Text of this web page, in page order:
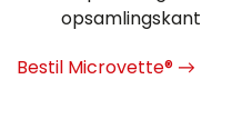
opsamlingskant
Bestil Microvette® →